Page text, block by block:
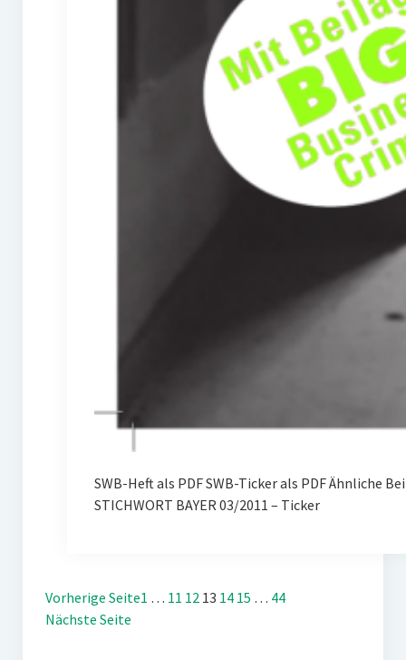
SWB-Heft als PDF SWB-Ticker als PDF Ähnliche
STICHWORT BAYER 03/2011 – Ticker
Vorherige Seite1 … 11 12 13 14 15 … 44
Nächste Seite